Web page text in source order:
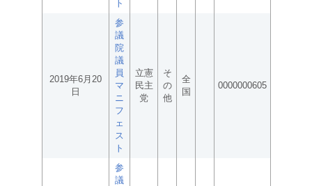
ト
2019年6月20
日
参
議
院
議
員
マ
ニ
フ
ェ
ス
ト
立憲
民主
党
そ
の
他
全
国
0000000605
参
議